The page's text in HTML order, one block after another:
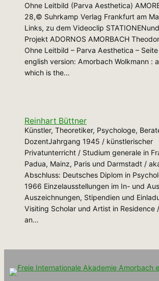
Ohne Leitbild (Parva Aesthetica)
28,© Suhrkamp Verlag Frankfurt am
Links, zu dem Videoclip
Projekt ADORNOS AMORBACH
Ohne Leitbild – Parva Aesthetica –
english version: Amorbach Wolkmann :
which is the…
Reinhart Büttner
Künstler, Theoretiker, Psychologe,
DozentJahrgang 1945 / künstlerischer
Privatunterricht / Studium generale in
Padua, Mainz, Paris und Darmstadt /
Abschluss: Deutsches Diplom in
1966 Einzelausstellungen im In- und
Auszeichnungen, Stipendien und
Visiting Scholar und Artist in Residence
an…